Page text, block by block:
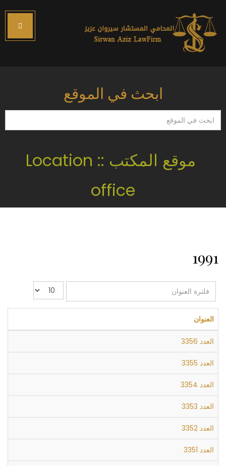
ابحث في الموقع
ابحث
في
موقع المكتب :: Location
office
1991
فلترة
العنوان
عدد
الإظهارات:
العنوان
العدد 3356
العدد 3355
العدد 3354
العدد 3353
العدد 3352
العدد 3351